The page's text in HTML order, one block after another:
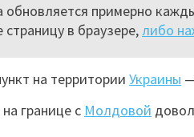
обновляется примерно
в браузере, либо
на территории Украины
границе с Молдовой